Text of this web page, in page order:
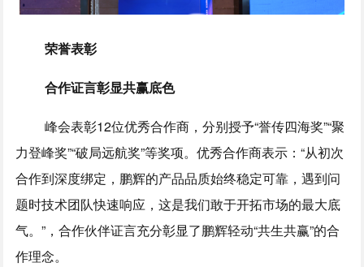
荣誉表彰
合作证言彰显共赢底色
峰会表彰12位优秀合作商，分别授予“誉传四海奖”“聚
力登峰奖”“破局远航奖”等奖项。优秀合作商表示：“从初次
合作到深度绑定，鹏辉的产品品质始终稳定可靠，遇到问
题时技术团队快速响应，这是我们敢于开拓市场的最大底
气。”，合作伙伴证言充分彰显了鹏辉轻动“共生共赢”的合
作理念。